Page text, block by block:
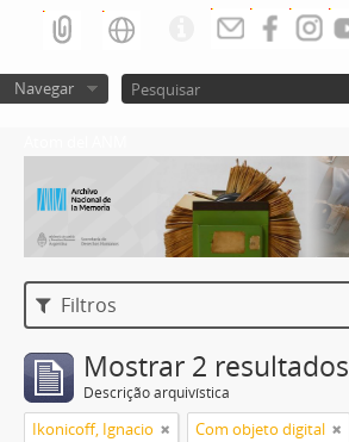
Navegar
Filtros
Mostrar 2 resultados
Descrição arquivística
Ikonicoff, Ignacio Com objeto digital